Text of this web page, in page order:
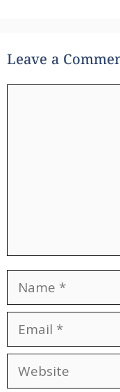
Leave a
Name
Email
Website